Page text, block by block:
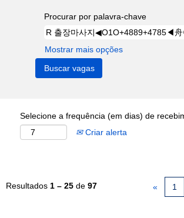
Procurar por palavra-chave
Mostrar mais opções
Selecione a frequência (em dias) de
Criar alerta
Resultados 1 – 25 de 97 « 1